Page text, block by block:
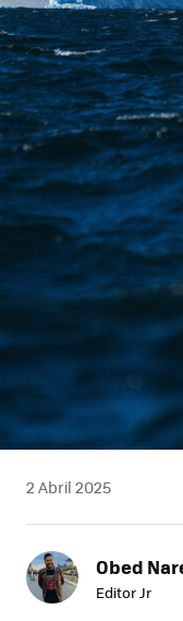
2 Abril 2025
Obed
Editor Jr